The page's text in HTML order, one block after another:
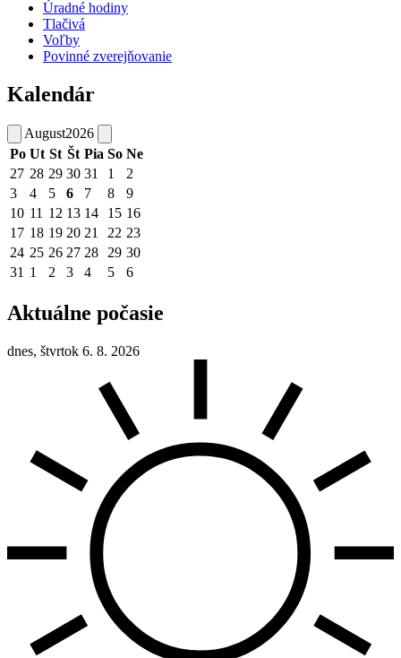
Úradné hodiny
Tlačivá
Voľby
Povinné zverejňovanie
Kalendár
August2026
Po Ut St Št Pia So Ne
27 28 29 30 31 1
2
3
4 5 6 7 8
9
10 11 12 13 14 15 16
17 18 19 20 21 22 23
24 25 26 27 28 29 30
31 1 2 3 4 5 6
Aktuálne počasie
dnes, štvrtok 6. 8. 2026